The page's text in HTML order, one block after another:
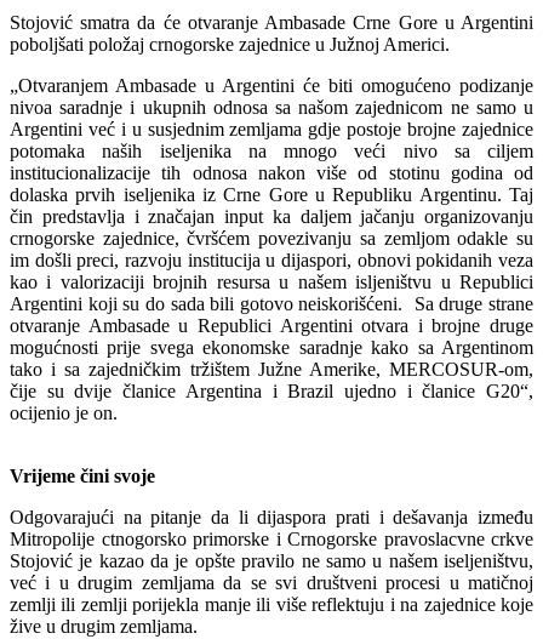
Stojović smatra da će otvaranje Ambasade Crne Gore u Argentini
poboljšati položaj crnogorske zajednice u Južnoj Americi.
„Otvaranjem Ambasade u Argentini će biti omogućeno podizanje
nivoa saradnje i ukupnih odnosa sa našom zajednicom ne samo u
Argentini već i u susjednim zemljama gdje postoje brojne zajednice
potomaka naših iseljenika na mnogo veći nivo sa ciljem
institucionalizacije tih odnosa nakon više od stotinu godina od
dolaska prvih iseljenika iz Crne Gore u Republiku Argentinu. Taj
čin predstavlja i značajan input ka daljem jačanju organizovanju
crnogorske zajednice, čvršćem povezivanju sa zemljom odakle su
im došli preci, razvoju institucija u dijaspori, obnovi pokidanih veza
kao i valorizaciji brojnih resursa u našem isljeništvu u Republici
Argentini koji su do sada bili gotovo neiskorišćeni. Sa druge strane
otvaranje Ambasade u Republici Argentini otvara i brojne druge
mogućnosti prije svega ekonomske saradnje kako sa Argentinom
tako i sa zajedničkim tržištem Južne Amerike, MERCOSUR-om,
čije su dvije članice Argentina i Brazil ujedno i članice G20“,
ocijenio je on.
Vrijeme čini svoje
Odgovarajući na pitanje da li dijaspora prati i dešavanja između
Mitropolije ctnogorsko primorske i Crnogorske pravoslacvne crkve
Stojović je kazao da je opšte pravilo ne samo u našem iseljeništvu,
već i u drugim zemljama da se svi društveni procesi u matičnoj
zemlji ili zemlji porijekla manje ili više reflektuju i na zajednice koje
žive u drugim zemljama.